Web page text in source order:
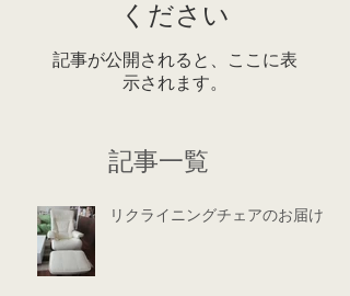
ください
記事が公開されると、ここに表
示されます。
記事一覧
リクライニングチェアのお届け